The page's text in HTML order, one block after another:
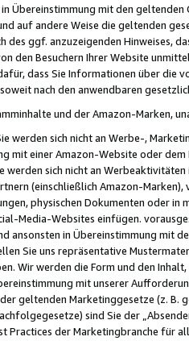
Übereinstimmung mit den
auf andere Weise die geltenden
des ggf. anzuzeigenden Hinweises,
den Besuchern Ihrer Website
dass Sie Informationen über die
nach den anwendbaren
und der Amazon-Marken,
werden sich nicht an Werbe-,
mit einer Amazon-Website oder
werden sich nicht an
(einschließlich Amazon-
physischen Dokumenten oder in
Media-Websites einfügen.
ansonsten in Übereinstimmung mit
Sie uns repräsentative
Wir werden die Form und den
mit unserer
geltenden Marketinggesetze (z. B.
sind Sie der
Practices der Marketingbranche für